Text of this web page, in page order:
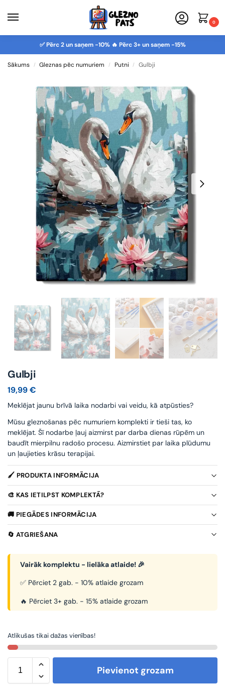
0
✅ Pērc 2 un saņem -10% 🔥 Pērc 3+ un saņem -15%
Sākums / Gleznas pēc numuriem / Putni / Gulbji
Gulbji
19,99€
Meklējat jaunu brīvā laika nodarbi vai veidu, kā atpūsties?
Mūsu gleznošanas pēc numuriem komplekti ir tieši tas, ko
meklējat. Šī nodarbe ļauj aizmirst par darba dienas rūpēm un
baudīt mierpilnu radošo procesu. Aizmirstiet par laika plūdumu
un ļaujieties krāsu terapijai.
🖌️ PRODUKTA INFORMĀCIJA
🎨 KAS IETILPST KOMPLEKTĀ?
🚚 PIEGĀDES INFORMĀCIJA
🔄 ATGRIEŠANA
Vairāk komplektu - lielāka atlaide! 🎉
✅ Pērciet 2 gab. - 10% atlaide grozam
🔥 Pērciet 3+ gab. - 15% atlaide grozam
Atlikušas tikai dažas vienības!
Pievienot grozam